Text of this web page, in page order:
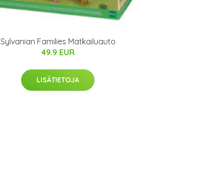
Sylvanian Families Matkailuauto
49.9 EUR
LISÄTIETOJA